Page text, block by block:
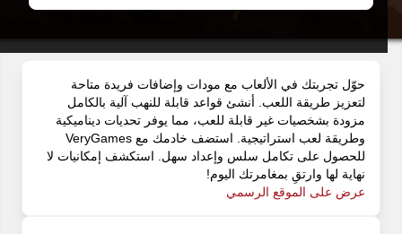
حوّل تجربتك في الألعاب مع مودات وإضافات فريدة متاحة
لتعزيز طريقة اللعب. أنشئ قواعد قابلة للنهب آلية بالكامل
مزودة بشخصيات غير قابلة للعب، مما يوفر تحديات ديناميكية
وطريقة لعب استراتيجية. استضف خادمك مع VeryGames
للحصول على تكامل سلس وإعداد سهل. استكشف إمكانيات لا
نهاية لها وارتقِ بمغامرتك اليوم!
عرض على الموقع الرسمي